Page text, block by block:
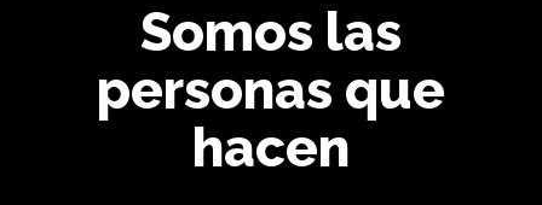
Somos las
personas que
hacen